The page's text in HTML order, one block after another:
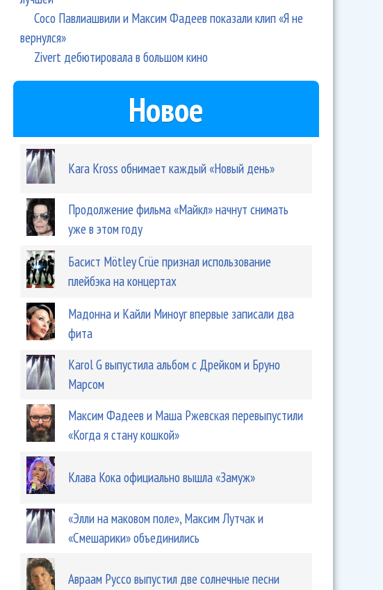
Сосо Павлиашвили и Максим Фадеев показали клип «Я не
вернулся»
Zivert дебютировала в большом кино
Новое
Kara Kross обнимает каждый «Новый день»
Продолжение фильма «Майкл» начнут снимать
уже в этом году
Басист Mötley Crüe признал использование
плейбэка на концертах
Мадонна и Кайли Миноуг впервые записали два
фита
Karol G выпустила альбом с Дрейком и Бруно
Марсом
Максим Фадеев и Маша Ржевская перевыпустили
«Когда я стану кошкой»
Клава Кока официально вышла «Замуж»
«Элли на маковом поле», Максим Лутчак и
«Смешарики» объединились
Авраам Руссо выпустил две солнечные песни